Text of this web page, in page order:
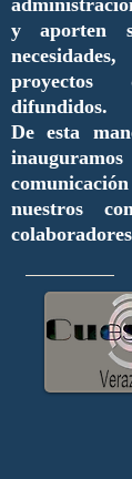
y aporten
proyectos
difundidos.
De esta
nuestros